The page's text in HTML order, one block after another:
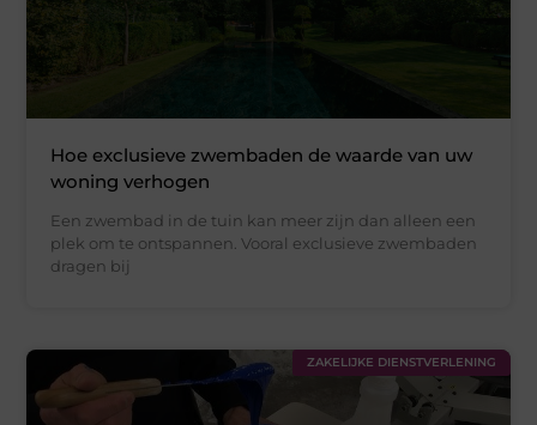
Hoe exclusieve zwembaden de waarde van uw
woning verhogen
Een zwembad in de tuin kan meer zijn dan alleen een
plek om te ontspannen. Vooral exclusieve zwembaden
dragen bij
ZAKELIJKE DIENSTVERLENING